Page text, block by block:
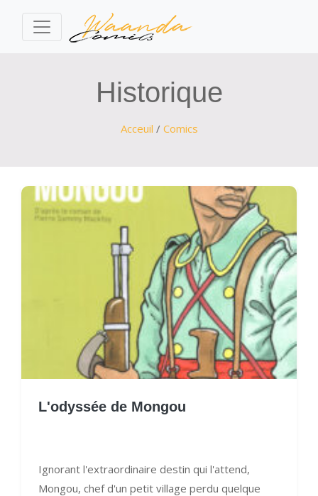
Historique
Acceuil / Comics
L'odyssée de Mongou
Ignorant l'extraordinaire destin qui l'attend,
Mongou, chef d'un petit village perdu quelque